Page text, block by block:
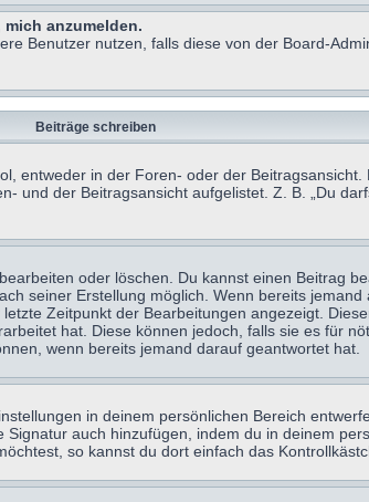
anzumelden.
Benutzer nutzen, falls diese von der Board-
Beiträge schreiben
entweder in der Foren- oder der
der Beitragsansicht aufgelistet. Z. B. „Du
oder löschen. Du kannst einen Beitrag
seiner Erstellung möglich. Wenn bereits
Zeitpunkt der Bearbeitungen angezeigt.
hat. Diese können jedoch, falls sie es für
wenn bereits jemand darauf geantwortet hat.
in deinem persönlichen Bereich
auch hinzufügen, indem du in deinem
so kannst du dort einfach das